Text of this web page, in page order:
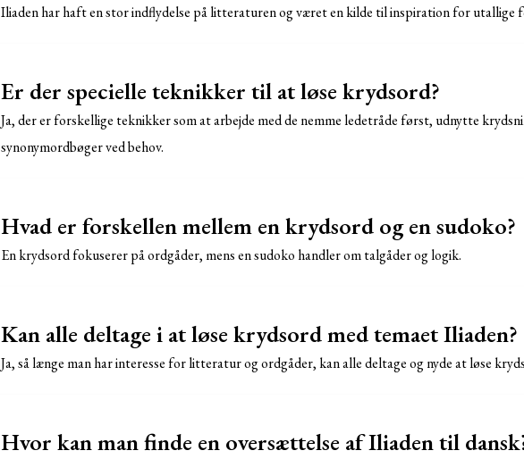
Iliaden har haft en stor indflydelse på litteraturen og været en kilde til inspiration for utallige
Er der specielle teknikker til at løse krydsord?
Ja, der er forskellige teknikker som at arbejde med de nemme ledetråde først, udnytte
synonymordbøger ved behov.
Hvad er forskellen mellem en krydsord og en sudoko?
En krydsord fokuserer på ordgåder, mens en sudoko handler om talgåder og logik.
Kan alle deltage i at løse krydsord med temaet Iliaden?
Ja, så længe man har interesse for litteratur og ordgåder, kan alle deltage og nyde at løse
Hvor kan man finde en oversættelse af Iliaden til